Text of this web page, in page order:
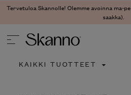
Tervetuloa Skannolle! Olemme avoinna ma-
saakka).
KAIKKI TUOTTEET